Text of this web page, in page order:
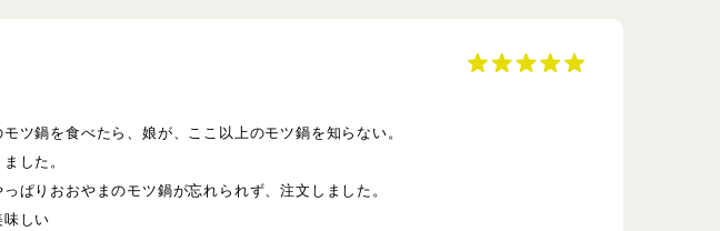
ツ鍋を食べたら、娘が、ここ以上のモツ鍋を知らない。
した。
ぱりおおやまのモツ鍋が忘れられず、注文しました。
しい